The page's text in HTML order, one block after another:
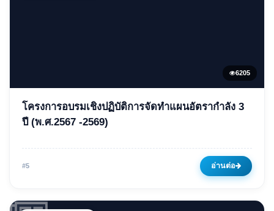
6205
โครงการอบรมเชิงปฏิบัติการจัด
ทำแผนอัตรากำลัง 3 ปี
(พ.ศ.2567 -2569)
โครงการอบรมเชิงปฏิบัติการจัดทำแผนอัตรากำลัง 3
ปี (พ.ศ.2567 -2569)
#5 อ่านต่อ